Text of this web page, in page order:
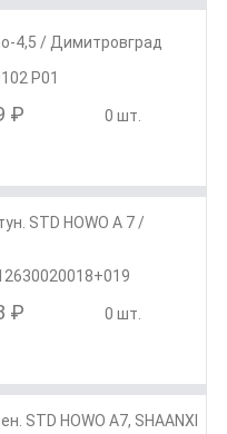
4,5 / Димитровград
Р01
₽ 0 шт.
STD HOWO A 7 /
₽ 0 шт.
STD HOWO A7, SHAANXI